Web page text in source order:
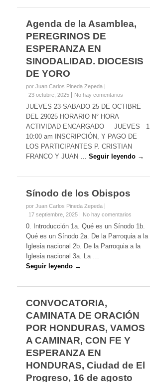
Agenda de la Asamblea,
PEREGRINOS DE
ESPERANZA EN
SINODALIDAD. DIOCESIS
DE YORO
por Juan Carlos Pineda Zepeda
23 octubre, 2025
No hay comentarios
JUEVES 23-SABADO 25 DE OCTIBRE
DEL 29025 HORARIO N° HORA
ACTIVIDAD ENCARGADO JUEVES 1
10:00 am INSCRIPCIÓN, Y PAGO DE
LOS PARTICIPANTES P. CRISTIAN
FRANCO Y JUAN …Seguir leyendo →
Sínodo de los Obispos
por Juan Carlos Pineda Zepeda
17 septiembre, 2025
No hay comentarios
0. Introducción 1a. Qué es un Sínodo 1b.
Qué es un Sínodo 2a. De la Parroquia a la
Iglesia nacional 2b. De la Parroquia a la
Iglesia nacional 3a. La …
Seguir leyendo →
CONVOCATORIA,
CAMINATA DE ORACIÓN
POR HONDURAS, VAMOS
A CAMINAR, CON FE Y
ESPERANZA EN
HONDURAS, Ciudad de El
Progreso, 16 de agosto